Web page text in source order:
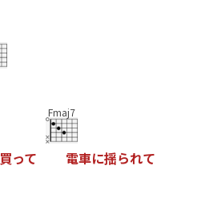
買って
Fmaj7
電車に揺られて